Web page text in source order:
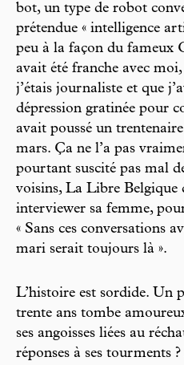
bot, un type de robot
prétendue « intelligence
peu à la façon du fameux
avait été franche avec
j’étais journaliste et que
dépression gratinée pour
avait poussé un
mars. Ça ne l’a pas
pourtant suscité pas mal
voisins, La Libre Belgique
interviewer sa femme,
« Sans ces conversations
mari serait toujours là ».
L’histoire est sordide. Un
trente ans tombe
ses angoisses liées au
réponses à ses tourments